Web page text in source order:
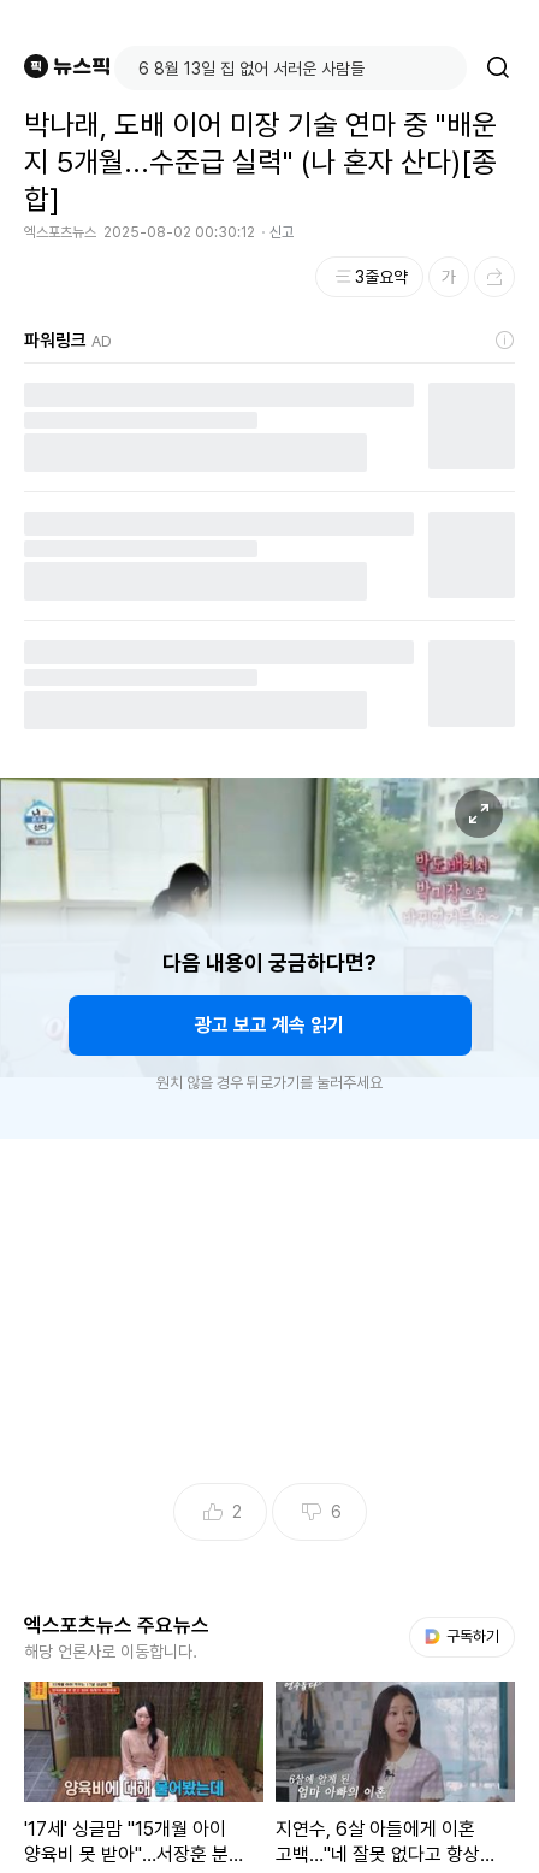
박나래, 도배 이어 미장 기술 연마 중 "배운
지 5개월...수준급 실력" (나 혼자 산다)[종
합]
엑스포츠뉴스 2025-08-02 00:30:12 신고
3줄요약
파워링크 AD
다음 내용이 궁금하다면?
광고 보고 계속 읽기
원치 않을 경우 뒤로가기를 눌러주세요
2 6
엑스포츠뉴스 주요뉴스
해당 언론사로 이동합니다.
구독하기
'17세' 싱글맘 "15개월 아이
양육비 못 받아"…서장훈 분
지연수, 6살 아들에게 이혼
고백…"네 잘못 없다고 항상